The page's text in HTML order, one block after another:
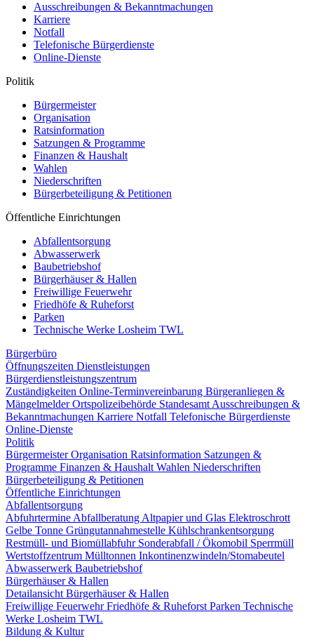
Ausschreibungen & Bekanntmachungen
Karriere
Notfall
Telefonische Bürgerdienste
Online-Dienste
Politik
Bürgermeister
Organisation
Ratsinformation
Satzungen & Programme
Finanzen & Haushalt
Wahlen
Niederschriften
Bürgerbeteiligung & Petitionen
Öffentliche Einrichtungen
Abfallentsorgung
Abwasserwerk
Baubetriebshof
Bürgerhäuser & Hallen
Freiwillige Feuerwehr
Friedhöfe & Ruheforst
Parken
Technische Werke Losheim TWL
Bürgerbüro
Öffnungszeiten Dienstleistungen
Bürgerdienstleistungszentrum
Zuständigkeiten Online-Terminvereinbarung Bürgeranliegen &
MängelmelderOrtspolizeibehörde Standesamt Ausschreibungen &
Bekanntmachungen Karriere Notfall Telefonische Bürgerdienste
Online-Dienste
Politik
BürgermeisterOrganisation Ratsinformation Satzungen &
Programme Finanzen & Haushalt Wahlen Niederschriften
Bürgerbeteiligung & Petitionen
Öffentliche Einrichtungen
Abfallentsorgung
Abfuhrtermine Abfallberatung Altpapier und Glas Elektroschrott
Gelbe Tonne Grüngutannahmestelle Kühlschrankentsorgung
Restmüll- und Biomüllabfuhr Sonderabfall / Ökomobil Sperrmüll
Wertstoffzentrum Mülltonnen Inkontinenzwindeln/Stomabeutel
Abwasserwerk Baubetriebshof
Bürgerhäuser & Hallen
Detailansicht Bürgerhäuser & Hallen
Freiwillige FeuerwehrFriedhöfe & Ruheforst Parken Technische
Werke Losheim TWL
Bildung & Kultur